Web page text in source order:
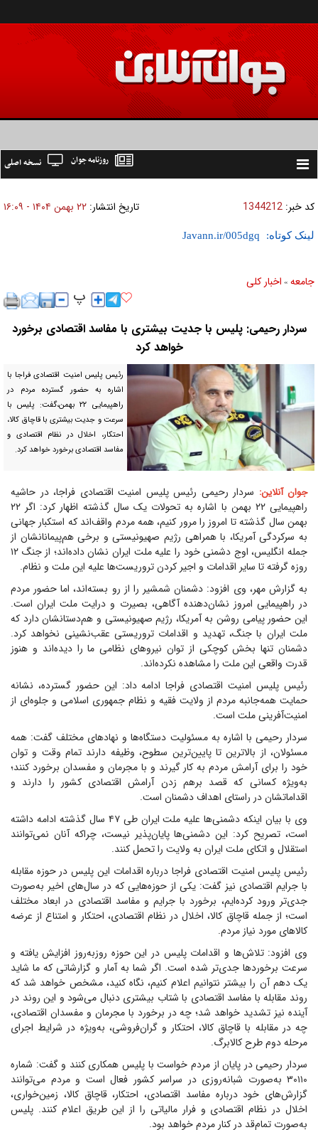
Toggle
نسخه اصلی روزنامه جوان
کد خبر: 1344212 تاریخ انتشار: ۲۲ بهمن ۱۴۰۴ - ۱۶:۰۹
لینک کوتاه:
جامعه » اخبار كلی
سردار رحیمی: پلیس با جدیت بیشتری با مفاسد اقتصادی برخورد
خواهد کرد
رئیس پلیس امنیت اقتصادی فراجا با
اشاره به حضور گسترده مردم در
راهپیمایی ۲۲ بهمن،گفت: پلیس با
سرعت و جدیت بیشتری با قاچاق کالا،
احتکار، اخلال در نظام اقتصادی و
مفاسد اقتصادی برخورد خواهد کرد.
جوان آنلاین: سردار رحیمی رئیس پلیس امنیت اقتصادی فراجا، در حاشیه
راهپیمایی ۲۲ بهمن با اشاره به تحولات یک سال گذشته اظهار کرد: اگر ۲۲
بهمن سال گذشته تا امروز را مرور کنیم، همه مردم واقف‌اند که استکبار جهانی
به سرکردگی آمریکا، با همراهی رژیم صهیونیستی و برخی هم‌پیمانانشان از
جمله انگلیس، اوج دشمنی خود را علیه ملت ایران نشان داده‌اند؛ از جنگ ۱۲
روزه گرفته تا سایر اقدامات و اجیر کردن تروریست‌ها علیه این ملت و نظام.
به گزارش مهر، وی افزود: دشمنان شمشیر را از رو بسته‌اند، اما حضور مردم
در راهپیمایی امروز نشان‌دهنده آگاهی، بصیرت و درایت ملت ایران است.
این حضور پیامی روشن به آمریکا، رژیم صهیونیستی و هم‌دستانشان دارد که
ملت ایران با جنگ، تهدید و اقدامات تروریستی عقب‌نشینی نخواهد کرد.
دشمنان تنها بخش کوچکی از توان نیروهای نظامی ما را دیده‌اند و هنوز
قدرت واقعی این ملت را مشاهده نکرده‌اند.
رئیس پلیس امنیت اقتصادی فراجا ادامه داد: این حضور گسترده، نشانه
حمایت همه‌جانبه مردم از ولایت فقیه و نظام جمهوری اسلامی و جلوه‌ای از
امنیت‌آفرینی ملت است.
سردار رحیمی با اشاره به مسئولیت دستگاه‌ها و نهادهای مختلف گفت: همه
مسئولان، از بالاترین تا پایین‌ترین سطوح، وظیفه دارند تمام وقت و توان
خود را برای آرامش مردم به کار گیرند و با مجرمان و مفسدان برخورد کنند؛
به‌ویژه کسانی که قصد برهم زدن آرامش اقتصادی کشور را دارند و
اقداماتشان در راستای اهداف دشمنان است.
وی با بیان اینکه دشمنی‌ها علیه ملت ایران طی ۴۷ سال گذشته ادامه داشته
است، تصریح کرد: این دشمنی‌ها پایان‌پذیر نیست، چراکه آنان نمی‌توانند
استقلال و اتکای ملت ایران به ولایت را تحمل کنند.
رئیس پلیس امنیت اقتصادی فراجا درباره اقدامات این پلیس در حوزه مقابله
با جرایم اقتصادی نیز گفت: یکی از حوزه‌هایی که در سال‌های اخیر به‌صورت
جدی‌تر ورود کرده‌ایم، برخورد با جرایم و مفاسد اقتصادی در ابعاد مختلف
است؛ از جمله قاچاق کالا، اخلال در نظام اقتصادی، احتکار و امتناع از عرضه
کالاهای مورد نیاز مردم.
وی افزود: تلاش‌ها و اقدامات پلیس در این حوزه روزبه‌روز افزایش یافته و
سرعت برخوردها جدی‌تر شده است. اگر شما به آمار و گزارشاتی که ما شاید
یک دهم آن را بیشتر نتوانیم اعلام کنیم، نگاه کنید، مشخص خواهد شد که
روند مقابله با مفاسد اقتصادی با شتاب بیشتری دنبال می‌شود و این روند در
آینده نیز تشدید خواهد شد؛ چه در برخورد با مجرمان و مفسدان اقتصادی،
چه در مقابله با قاچاق کالا، احتکار و گران‌فروشی، به‌ویژه در شرایط اجرای
مرحله دوم طرح کالابرگ.
سردار رحیمی در پایان از مردم خواست با پلیس همکاری کنند و گفت: شماره
۳۰۱۱۰ به‌صورت شبانه‌روزی در سراسر کشور فعال است و مردم می‌توانند
گزارش‌های خود درباره مفاسد اقتصادی، احتکار، قاچاق کالا، زمین‌خواری،
اخلال در نظام اقتصادی و فرار مالیاتی را از این طریق اعلام کنند. پلیس
به‌صورت تمام‌قد در کنار مردم خواهد بود.